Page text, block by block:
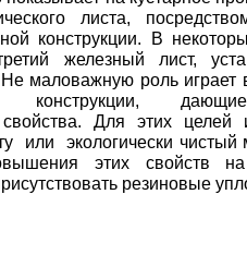
листа,
конструкции. В
железный лист,
маловажную роль играет
конструкции,
Для этих целей
или экологически чистый
этих свойств
резиновые